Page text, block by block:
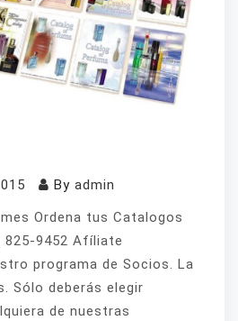
By admin
Ordena tus Catalogos
825-9452 Afíliate
programa de Socios. La
Sólo deberás elegir
de nuestras